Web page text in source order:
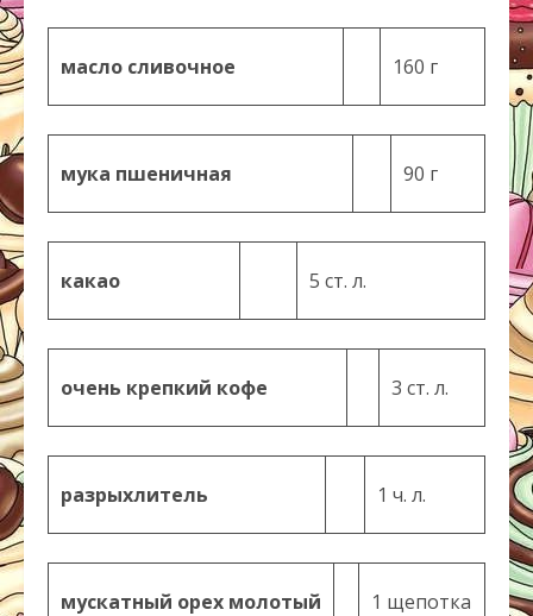
масло сливочное 160 г
мука пшеничная 90 г
какао 5 ст. л.
очень крепкий кофе 3 ст. л.
разрыхлитель 1 ч. л.
мускатный орех молотый 1 щепотка